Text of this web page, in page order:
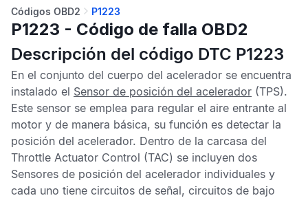
Códigos OBD2 P1223
P1223 - Código de falla OBD2
Descripción del código DTC P1223
En el conjunto del cuerpo del acelerador se encuentra
instalado el Sensor de posición del acelerador (TPS).
Este sensor se emplea para regular el aire entrante al
motor y de manera básica, su función es detectar la
posición del acelerador. Dentro de la carcasa del
Throttle Actuator Control (TAC) se incluyen dos
Sensores de posición del acelerador individuales y
cada uno tiene circuitos de señal, circuitos de bajo